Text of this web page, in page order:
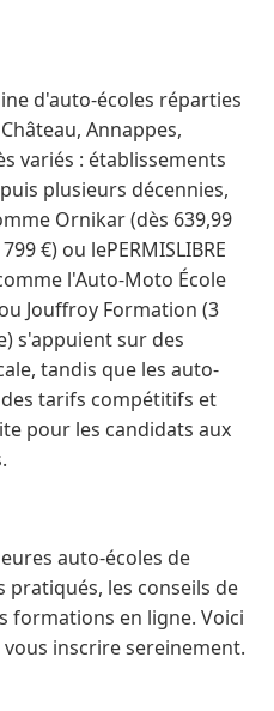
d'auto-écoles réparties
Annappes,
variés : établissements
plusieurs décennies,
Ornikar (dès 639,99
€) ou lePERMISLIBRE
l'Auto-Moto École
Jouffroy Formation (3
s'appuient sur des
tandis que les auto-
tarifs compétitifs et
pour les candidats aux
auto-écoles de
pratiqués, les conseils de
formations en ligne. Voici
inscrire sereinement.